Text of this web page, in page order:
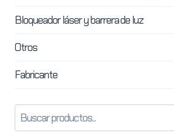
Bloqueador láser y barrera de luz
Otros
Fabricante